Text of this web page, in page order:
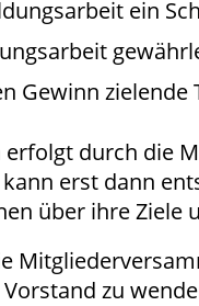
ein
Gewinn
erfolgt durch die
erst dann
über ihre Ziele
zu